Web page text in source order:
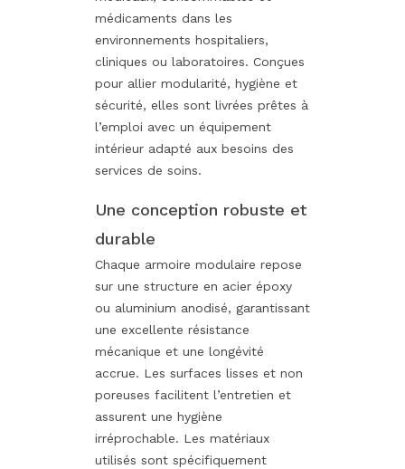
médicaments dans les
environnements hospitaliers,
cliniques ou laboratoires. Conçues
pour allier modularité, hygiène et
sécurité, elles sont livrées prêtes à
l’emploi avec un équipement
intérieur adapté aux besoins des
services de soins.
Une conception robuste et
durable
Chaque armoire modulaire repose
sur une structure en acier époxy
ou aluminium anodisé, garantissant
une excellente résistance
mécanique et une longévité
accrue. Les surfaces lisses et non
poreuses facilitent l’entretien et
assurent une hygiène
irréprochable. Les matériaux
utilisés sont spécifiquement